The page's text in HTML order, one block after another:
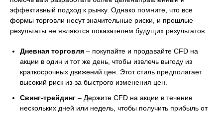
эффективный подход к рынку. Однако помните, что все
формы торговли несут значительные риски, и прошлые
результаты не являются показателем будущих результатов.
Дневная торговля – покупайте и продавайте CFD на
акции в один и тот же день, чтобы извлечь выгоду из
краткосрочных движений цен. Этот стиль предполагает
высокий риск из-за быстрого изменения цен.
Свинг-трейдинг – Держите CFD на акции в течение
нескольких дней или недель, чтобы получить прибыль от